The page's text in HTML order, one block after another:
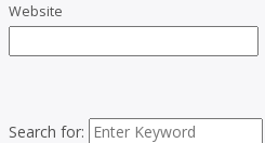
Website
Search for: